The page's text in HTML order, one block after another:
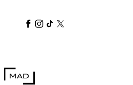
blindedesign
blindedesign
blindedesign
blinde-design
blindedesign
MAD Design